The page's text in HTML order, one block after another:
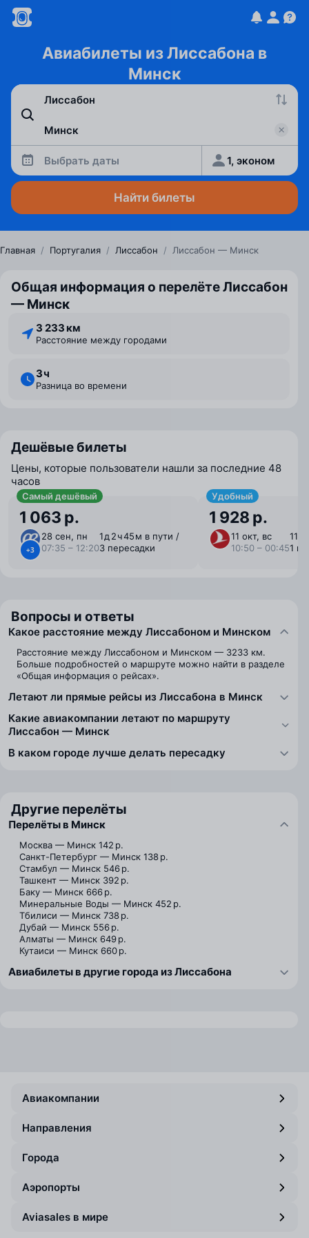
Авиабилеты из Лиссабона в
Минск
Выбрать даты 1, эконом
Найти билеты
Главная / Португалия / Лиссабон / Лиссабон — Минск
Общая информация о перелёте Лиссабон
— Минск
3 233 км
Расстояние между городами
3 ⁠ч
Разница во времени
Дешёвые билеты
Цены, которые пользователи нашли за последние 48
часов
Самый дешёвый
1 063 р.
+3
28 сен, пн
07:35 – 12:20
1 ⁠д 2 ⁠ч 45 ⁠м в пути /
3 пересадки
Удобный
1 928 р.
11 окт, вс
10:50 – 00:45
11 ⁠ч
1
Вопросы и ответы
Какое расстояние между Лиссабоном и Минском
Расстояние между Лиссабоном и Минском — 3233 км.
Больше подробностей о маршруте можно найти в разделе
«Общая информация о рейсах».
Летают ли прямые рейсы из Лиссабона в Минск
Какие авиакомпании летают по маршруту
Лиссабон — Минск
В каком городе лучше делать пересадку
Другие перелёты
Перелёты в Минск
Москва — Минск 142 р.
Санкт-Петербург — Минск 138 р.
Стамбул — Минск 546 р.
Ташкент — Минск 392 р.
Баку — Минск 666 р.
Минеральные Воды — Минск 452 р.
Тбилиси — Минск 738 р.
Дубай — Минск 556 р.
Алматы — Минск 649 р.
Кутаиси — Минск 660 р.
Авиабилеты в другие города из Лиссабона
Авиакомпании
Направления
Города
Аэропорты
Aviasales в мире